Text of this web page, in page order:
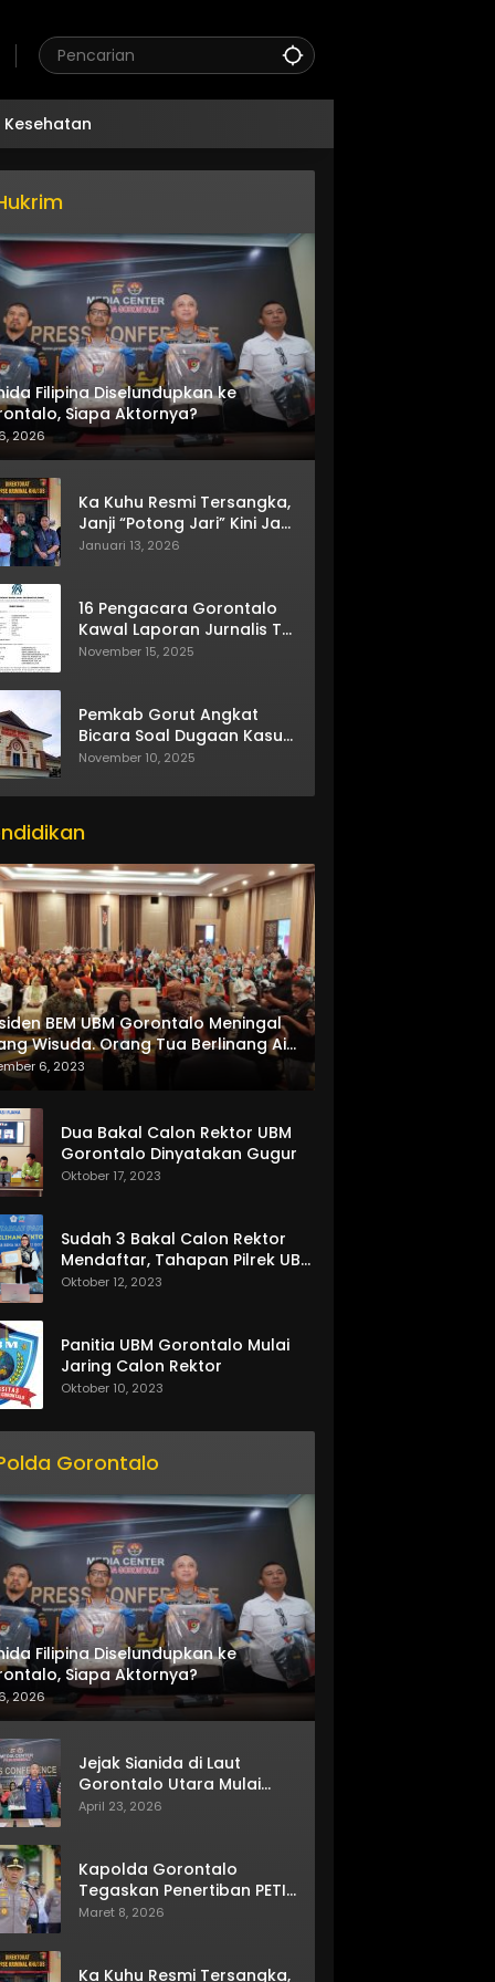
Kesehatan
Filipina Diselundupkan ke
Siapa Aktornya?
2026
Ka Kuhu Resmi Tersangka,
Janji “Potong Jari” Kini Jadi
Bumerang
Januari 13, 2026
16 Pengacara Gorontalo
Kawal Laporan Jurnalis TV
One
November 15, 2025
Pemkab Gorut Angkat
Bicara Soal Dugaan Kasus
Asusila Oknum ASN
November 10, 2025
BEM UBM Gorontalo Meningal
Wisuda. Orang Tua Berlinang Air
Menerima SKL dan Pemasangan
6, 2023
Dua Bakal Calon Rektor UBM
Gorontalo Dinyatakan Gugur
Oktober 17, 2023
Sudah 3 Bakal Calon Rektor
Mendaftar, Tahapan Pilrek UBM
Gorontalo Makin Seru
Oktober 12, 2023
Panitia UBM Gorontalo Mulai
Jaring Calon Rektor
Oktober 10, 2023
Gorontalo
Filipina Diselundupkan ke
Siapa Aktornya?
2026
Jejak Sianida di Laut
Gorontalo Utara Mulai
Terkuak
April 23, 2026
Kapolda Gorontalo
Tegaskan Penertiban PETI
Terus Berjalan
Maret 8, 2026
Ka Kuhu Resmi Tersangka,